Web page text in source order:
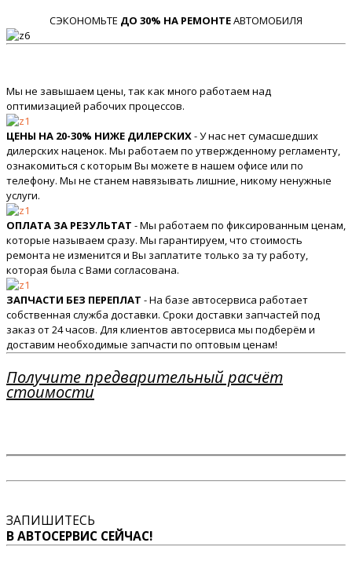
СЭКОНОМЬТЕ ДО 30% НА РЕМОНТЕАВТОМОБИЛЯ
Мы не завышаем цены, так как много работаем над
оптимизацией рабочих процессов.
ЦЕНЫ НА 20-30% НИЖЕ ДИЛЕРСКИХ- У нас нет сумасшедших
дилерских наценок. Мы работаем по утвержденному регламенту,
ознакомиться с которым Вы можете в нашем офисе или по
телефону. Мы не станем навязывать лишние, никому ненужные
услуги.
ОПЛАТА ЗА РЕЗУЛЬТАТ - Мы работаем по фиксированным ценам,
которые называем сразу. Мы гарантируем, что стоимость
ремонта не изменится и Вы заплатите только за ту работу,
которая была с Вами согласована.
ЗАПЧАСТИ БЕЗ ПЕРЕПЛАТ - На базе автосервиса работает
собственная служба доставки. Сроки доставки запчастей под
заказ от 24 часов. Для клиентов автосервиса мы подберём и
доставим необходимые запчасти по оптовым ценам!
Получите предварительный расчёт
стоимости
ЗАПИШИТЕСЬ
В АВТОСЕРВИС СЕЙЧАС!